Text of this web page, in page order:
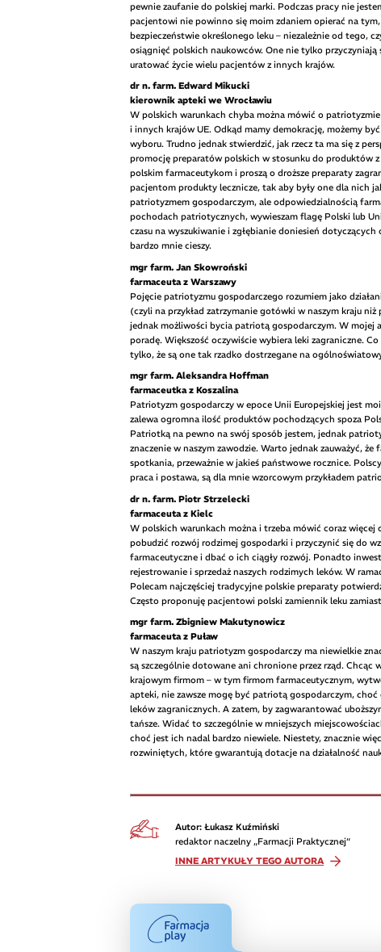
pewnie zaufanie do polskiej marki. Podczas pracy nie
pacjentowi nie powinno się moim zdaniem opierać na
bezpieczeństwie określonego leku – niezależnie od tego,
osiągnięć polskich naukowców. One nie tylko
uratować życie wielu pacjentów z innych krajów.
dr n. farm. Edward Mikucki
kierownik apteki we Wrocławiu
W polskich warunkach chyba można mówić o
i innych krajów UE. Odkąd mamy demokrację, możemy
wyboru. Trudno jednak stwierdzić, jak rzecz ta ma się z
promocję preparatów polskich w stosunku do produktów
polskim farmaceutykom i proszą o droższe preparaty
pacjentom produkty lecznicze, tak aby były one dla nich
patriotyzmem gospodarczym, ale odpowiedzialnością
pochodach patriotycznych, wywieszam flagę Polski lub
czasu na wyszukiwanie i zgłębianie doniesień
bardzo mnie cieszy.
mgr farm. Jan Skowroński
farmaceuta z Warszawy
Pojęcie patriotyzmu gospodarczego rozumiem jako
(czyli na przykład zatrzymanie gotówki w naszym kraju
jednak możliwości bycia patriotą gospodarczym. W mojej
poradę. Większość oczywiście wybiera leki zagraniczne.
tylko, że są one tak rzadko dostrzegane na
mgr farm. Aleksandra Hoffman
farmaceutka z Koszalina
Patriotyzm gospodarczy w epoce Unii Europejskiej jest
zalewa ogromna ilość produktów pochodzących spoza
Patriotką na pewno na swój sposób jestem, jednak
znaczenie w naszym zawodzie. Warto jednak zauważyć,
spotkania, przeważnie w jakieś państwowe rocznice.
praca i postawa, są dla mnie wzorcowym przykładem
dr n. farm. Piotr Strzelecki
farmaceuta z Kielc
W polskich warunkach można i trzeba mówić coraz
pobudzić rozwój rodzimej gospodarki i przyczynić się do
farmaceutyczne i dbać o ich ciągły rozwój. Ponadto
rejestrowanie i sprzedaż naszych rodzimych leków. W
Polecam najczęściej tradycyjne polskie preparaty
Często proponuję pacjentowi polski zamiennik leku
mgr farm. Zbigniew Makutynowicz
farmaceuta z Puław
W naszym kraju patriotyzm gospodarczy ma niewielkie
są szczególnie dotowane ani chronione przez rząd.
krajowym firmom – w tym firmom farmaceutycznym,
apteki, nie zawsze mogę być patriotą gospodarczym,
leków zagranicznych. A zatem, by zagwarantować
tańsze. Widać to szczególnie w mniejszych
choć jest ich nadal bardzo niewiele. Niestety, znacznie
rozwiniętych, które gwarantują dotacje na działalność
Autor: Łukasz Kuźmiński
redaktor naczelny „Farmacji Praktycznej”
INNE ARTYKUŁY TEGO AUTORA